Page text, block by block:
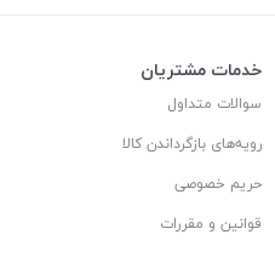
خدمات مشتریان
سوالات متداول
رویه‌های بازگرداندن کالا
حریم خصوصی
قوانین و مقررات